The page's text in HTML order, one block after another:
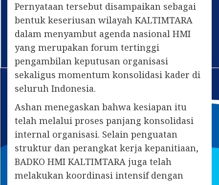
Pernyataan tersebut disampaikan sebagai
bentuk keseriusan wilayah KALTIMTARA
dalam menyambut agenda nasional HMI
yang merupakan forum tertinggi
pengambilan keputusan organisasi
sekaligus momentum konsolidasi kader di
seluruh Indonesia.
Ashan menegaskan bahwa kesiapan itu
telah melalui proses panjang konsolidasi
internal organisasi. Selain penguatan
struktur dan perangkat kerja kepanitiaan,
BADKO HMI KALTIMTARA juga telah
melakukan koordinasi intensif dengan